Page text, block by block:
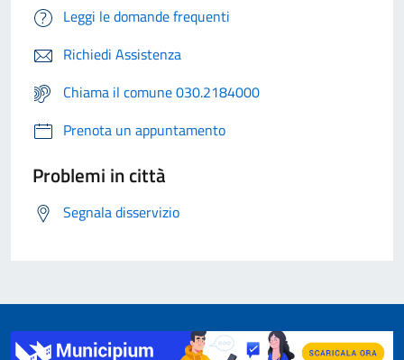
Leggi le domande frequenti
Richiedi Assistenza
Chiama il comune 030.2184000
Prenota un appuntamento
Problemi in città
Segnala disservizio